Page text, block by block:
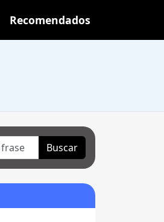
Recomendados
Buscar